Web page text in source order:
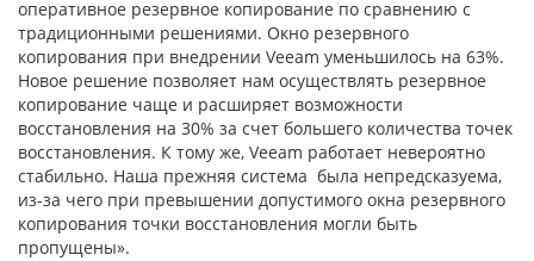
оперативное резервное копирование по сравнению с
традиционными решениями. Окно резервного
копирования при внедрении Veeam уменьшилось на 63%.
Новое решение позволяет нам осуществлять резервное
копирование чаще и расширяет возможности
восстановления на 30% за счет большего количества точек
восстановления. К тому же, Veeam работает невероятно
стабильно. Наша прежняя система была непредсказуема,
из-за чего при превышении допустимого окна резервного
копирования точки восстановления могли быть
пропущены».